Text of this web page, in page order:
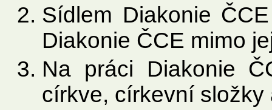
Sídlem Diakonie
Diakonie ČCE mimo
Na práci Diakonie
církve, církevní složky